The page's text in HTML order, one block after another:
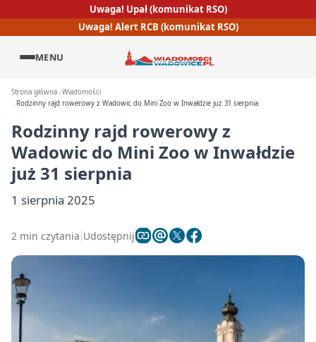
Uwaga! Upał (komunikat RSO)
Uwaga! Alert RCB (komunikat RSO)
MENU
Strona główna Wiadomości
Rodzinny rajd rowerowy z Wadowic do Mini Zoo w Inwałdzie już 31 sierpnia
Rodzinny rajd rowerowy z
Wadowic do Mini Zoo w Inwałdzie
już 31 sierpnia
1 sierpnia 2025
2 min czytania Udostępnij